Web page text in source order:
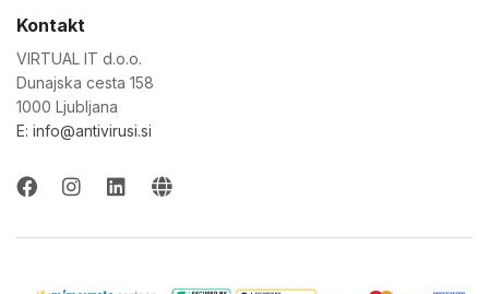
Kontakt
VIRTUAL IT d.o.o.
Dunajska cesta 158
1000 Ljubljana
E: info@antivirusi.si